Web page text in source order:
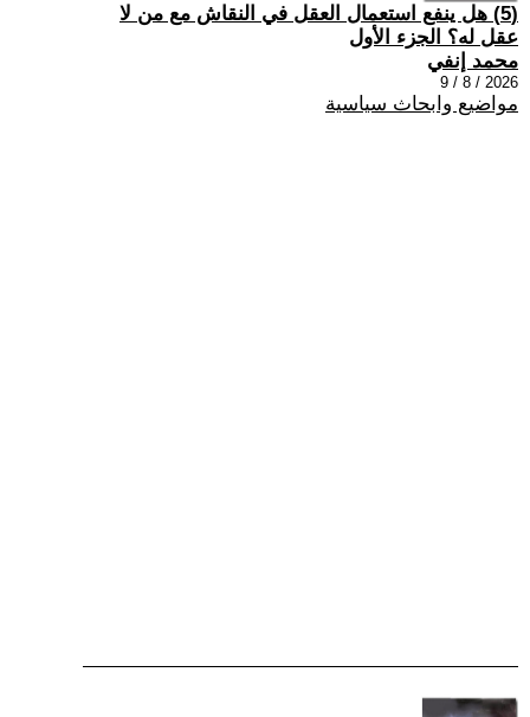
(5) هل ينفع استعمال العقل في النقاش مع من لا
عقل له؟ الجزء الأول
محمد إنفي
2026 / 8 / 9
مواضيع وابحاث سياسية